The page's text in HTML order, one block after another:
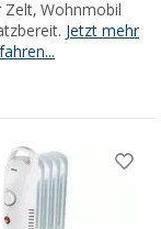
Wohnmobil
Jetzt mehr